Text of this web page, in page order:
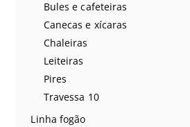
Bules e cafeteiras
Canecas e xícaras
Chaleiras
Leiteiras
Pires
Travessa 10
Linha fogão